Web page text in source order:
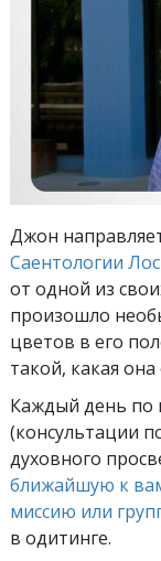
Джон
Саентологии
от одной из
произошло
цветов в его
такой, какая она
Каждый день по
(консультации
духовного
ближайшую к
миссию или
в одитинге.